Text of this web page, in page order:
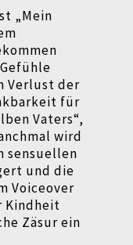
„Mein
Verlust der
für
Vaters“,
wird
sensuellen
und die
Voiceover
Kindheit
Zäsur ein